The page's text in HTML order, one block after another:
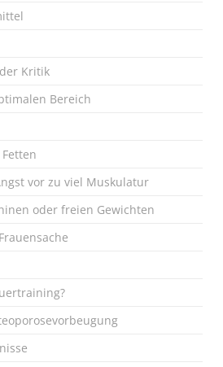
Kritik
Bereich
vor zu viel Muskulatur
oder freien Gewichten